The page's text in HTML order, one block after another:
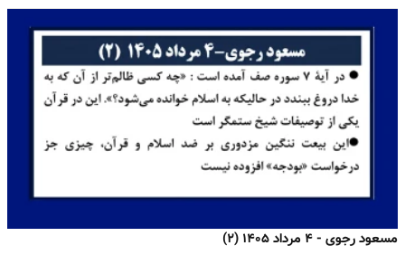
مسعود رجوی - ۴ مرداد ۱۴۰۵ (۲)